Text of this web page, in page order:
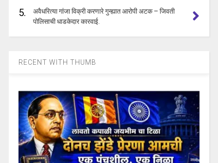
5.
अवैधरित्या गांजा विक्री करणारे गुन्ह्यात आरोपी अटक – जिवती
पोलिसाची धाडकेदार कारवाई.
RECENT WITH THUMB